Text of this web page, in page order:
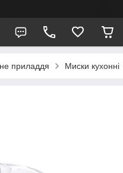
приладдя Миски кухонні